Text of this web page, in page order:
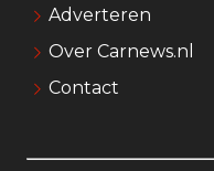
Adverteren
Over Carnews.nl
Contact